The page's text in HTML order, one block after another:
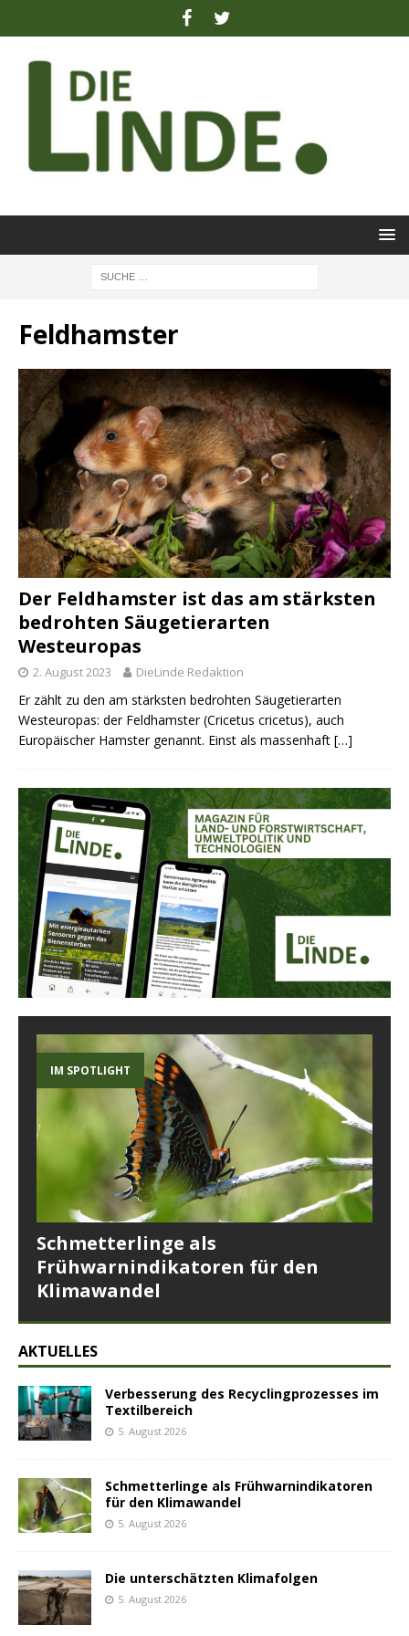
Feldhamster
Der Feldhamster ist das am stärksten
bedrohten Säugetierarten
Westeuropas
2. August 2023 DieLinde Redaktion
Er zählt zu den am stärksten bedrohten Säugetierarten
Westeuropas: der Feldhamster (Cricetus cricetus), auch
Europäischer Hamster genannt. Einst als massenhaft […]
IM SPOTLIGHT
Schmetterlinge als
Frühwarnindikatoren für den
Klimawandel
AKTUELLES
Verbesserung des Recyclingprozesses im
Textilbereich
5. August 2026
Schmetterlinge als Frühwarnindikatoren
für den Klimawandel
5. August 2026
Die unterschätzten Klimafolgen
5. August 2026